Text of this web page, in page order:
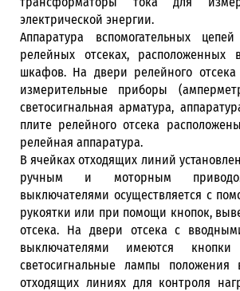
электрической энергии.
Аппаратура вспомогательных
релейных отсеках, расположенных
шкафов. На двери релейного отсека
измерительные приборы
светосигнальная арматура,
плите релейного отсека
релейная аппаратура.
В ячейках отходящих линий
ручным и моторным
выключателями осуществляется с
рукоятки или при помощи кнопок,
отсека. На двери отсека с
выключателями имеются
светосигнальные лампы положения
отходящих линиях для контроля